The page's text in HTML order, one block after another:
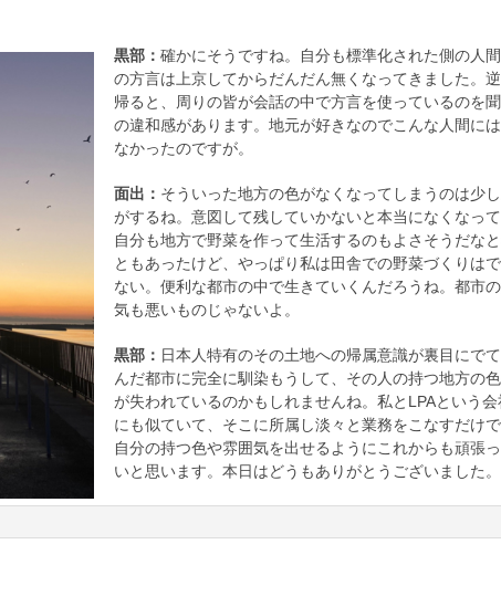
黒部： 確かにそうですね。自分も標準化された側の人
の方言は上京してからだんだん無くなってきました。
帰ると、周りの皆が会話の中で方言を使っているのを
の違和感があります。地元が好きなのでこんな人間には
なかったのですが。
面出： そういった地方の色がなくなってしまうのは少
がするね。意図して残していかないと本当になくなって
自分も地方で野菜を作って生活するのもよさそうだな
ともあったけど、やっぱり私は田舎での野菜づくりは
ない。便利な都市の中で生きていくんだろうね。都市
気も悪いものじゃないよ。
黒部： 日本人特有のその土地への帰属意識が裏目にで
んだ都市に完全に馴染もうして、その人の持つ地方の
が失われているのかもしれませんね。私とLPAという
にも似ていて、そこに所属し淡々と業務をこなすだけで
自分の持つ色や雰囲気を出せるようにこれからも頑張
いと思います。本日はどうもありがとうございました。